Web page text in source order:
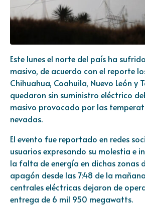
Este lunes el norte del país ha
masivo, de acuerdo con el reporte
Chihuahua, Coahuila, Nuevo León y
quedaron sin suministro eléctrico
masivo provocado por las
nevadas.
El evento fue reportado en redes
usuarios expresando su molestia e
la falta de energía en dichas zonas
apagón desde las 7:48 de la
centrales eléctricas dejaron de
entrega de 6 mil 950 megawatts.